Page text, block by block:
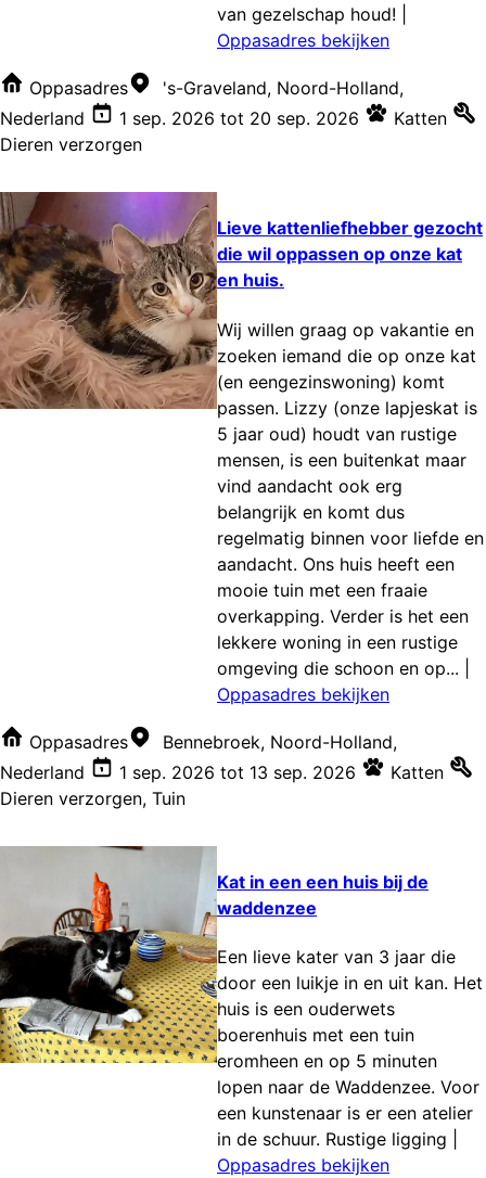
van gezelschap houd!
Oppasadres bekijken
Oppasadres
's-Graveland, Noord-Holland,
Nederland
1 sep. 2026 tot 20 sep. 2026
Katten
Dieren verzorgen
Lieve kattenliefhebber gezocht
die wil oppassen op onze kat
en huis.
Wij willen graag op vakantie en
zoeken iemand die op onze kat
(en eengezinswoning) komt
passen. Lizzy (onze lapjeskat is
5 jaar oud) houdt van rustige
mensen, is een buitenkat maar
vind aandacht ook erg
belangrijk en komt dus
regelmatig binnen voor liefde en
aandacht. Ons huis heeft een
mooie tuin met een fraaie
overkapping. Verder is het een
lekkere woning in een rustige
omgeving die schoon en op...
Oppasadres bekijken
Oppasadres
Bennebroek, Noord-Holland,
Nederland
1 sep. 2026 tot 13 sep. 2026
Katten
Dieren verzorgen, Tuin
Kat in een een huis bij de
waddenzee
Een lieve kater van 3 jaar die
door een luikje in en uit kan. Het
huis is een ouderwets
boerenhuis met een tuin
eromheen en op 5 minuten
lopen naar de Waddenzee. Voor
een kunstenaar is er een atelier
in de schuur. Rustige ligging
Oppasadres bekijken